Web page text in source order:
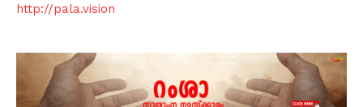
http://pala.vision